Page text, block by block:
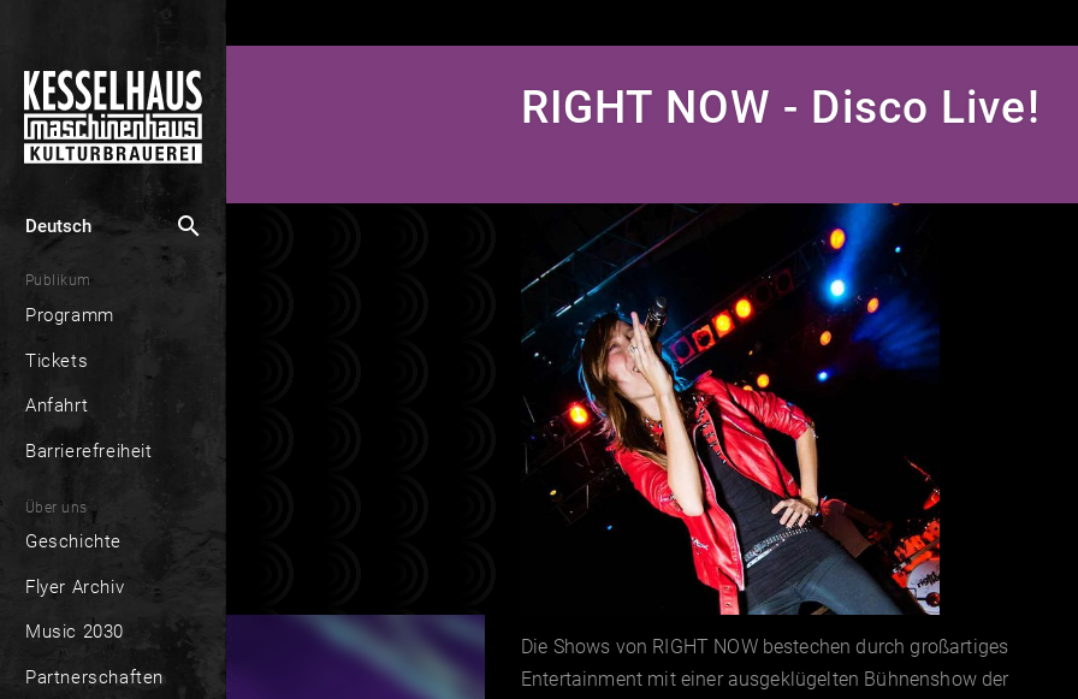
Deutsch search
Publikum
Programm
Tickets
Anfahrt
Barrierefreiheit
Über uns
Geschichte
Flyer Archiv
Music 2030
Partnerschaften
RIGHT NOW - Disco Live!
Die Shows von RIGHT NOW bestechen durch großartiges
Entertainment mit einer ausgeklügelten Bühnenshow der